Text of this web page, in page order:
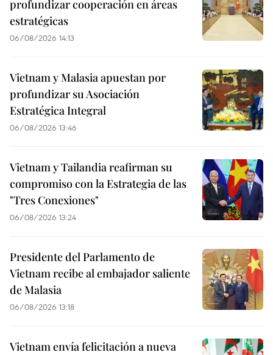
profundizar cooperación en áreas
estratégicas
06/08/2026 14:13
Vietnam y Malasia apuestan por
profundizar su Asociación
Estratégica Integral
06/08/2026 13:46
Vietnam y Tailandia reafirman su
compromiso con la Estrategia de las
"Tres Conexiones"
06/08/2026 13:24
Presidente del Parlamento de
Vietnam recibe al embajador saliente
de Malasia
06/08/2026 13:18
Vietnam envía felicitación a nueva